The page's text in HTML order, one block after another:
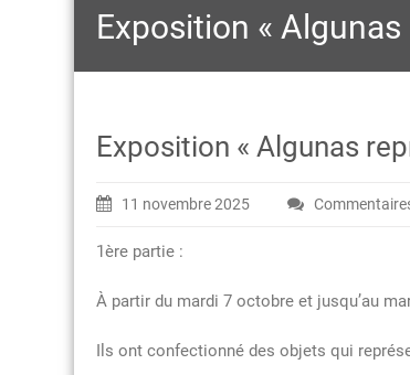
Exposition «
Exposition « Algunas
11 novembre 2025
1ère partie :
À partir du mardi 7 octobre et jusqu’au
Ils ont confectionné des objets qui